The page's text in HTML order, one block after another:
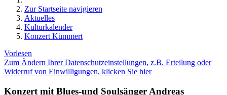
Zur Startseite navigieren
Aktuelles
Kulturkalender
Konzert Kümmert
Vorlesen
Zum Ändern Ihrer Datenschutzeinstellungen, z.B. Erteilung oder
Widerruf von Einwilligungen, klicken Sie hier
Konzert mit Blues-und Soulsänger Andreas